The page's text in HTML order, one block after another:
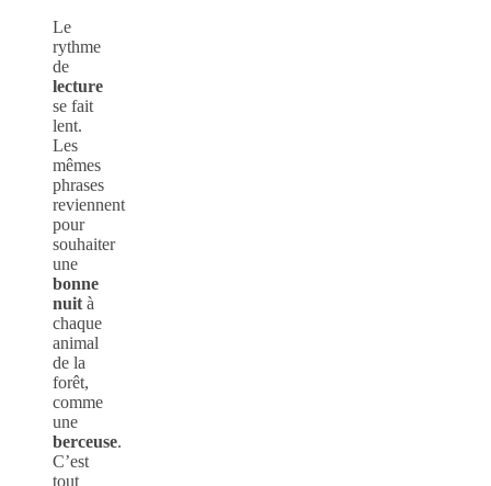
Le
rythme
de
lecture
se fait
lent.
Les
mêmes
phrases
reviennent
pour
souhaiter
une
bonne
nuit à
chaque
animal
de la
forêt,
comme
une
berceuse.
C’est
tout